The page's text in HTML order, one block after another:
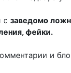
с заведомо
фейки.
и